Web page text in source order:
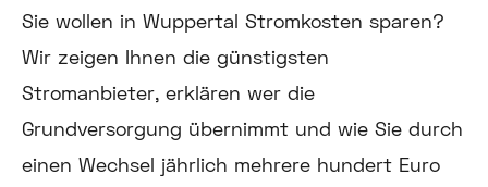
Sie wollen in Wuppertal Stromkosten sparen?
Wir zeigen Ihnen die günstigsten
Stromanbieter, erklären wer die
Grundversorgung übernimmt und wie Sie durch
einen Wechsel jährlich mehrere hundert Euro